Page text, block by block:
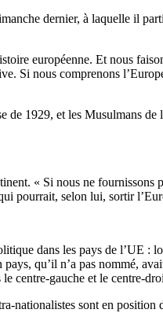
dernier, à laquelle il
européenne. Et nous
nous comprenons
1929, et les Musulmans
« Si nous ne fournissons
pourrait, selon lui, sortir
dans les pays de l’UE
qu’il n’a pas nommé,
centre-gauche et le centre-
sont en